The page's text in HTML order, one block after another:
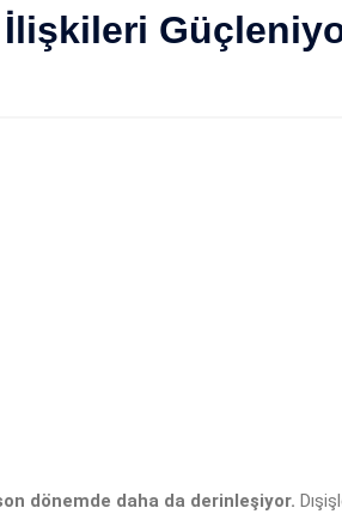
dönemde daha da derinleşiyor.